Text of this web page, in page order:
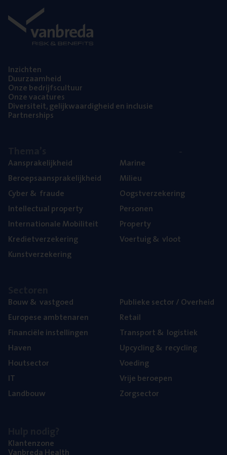
Inzich­ten
Duur­zaam­heid
Onze bedrijfs­cul­tuur
Onze vaca­tu­res
Diver­si­teit, gelijk­waar­dig­heid en inclusie
Part­ner­ships
Aan­spra­ke­lijk­heid
Beroeps­aan­spra­ke­lijk­heid
Cyber& fraude
Intel­lec­tu­al property
Inter­na­ti­o­na­le Mobiliteit
Kre­diet­ver­ze­ke­ring
Kunst­ver­ze­ke­ring
Mari­ne
Mili­eu
Oogst­ver­ze­ke­ring
Per­so­nen
Pro­per­ty
Voer­tuig& vloot
Bouw& vastgoed
Euro­pe­se ambtenaren
Finan­ci­ë­le instellingen
Haven
Hout­sec­tor
IT
Land­bouw
Publie­ke sec­tor / Overheid
Retail
Trans­port& logistiek
Upcy­cling& recycling
Voe­ding
Vrije beroe­pen
Zorg­sec­tor
Klan­ten­zo­ne
Van­b­re­da Health